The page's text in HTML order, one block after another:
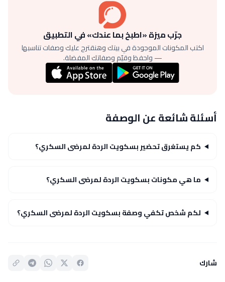
جرّب ميزة «اطبخ بما عندك» في التطبيق
اكتب المكونات الموجودة في بيتك وهنقترح عليك وصفات تناسبها
— واحفظ وقيّم وصفاتك المفضلة.
أسئلة شائعة عن الوصفة
كم يستغرق تحضير بسكويت الردة لمرضى السكري؟
ما هي مكونات بسكويت الردة لمرضى السكري؟
لكم شخص تكفي وصفة بسكويت الردة لمرضى السكري؟
شارك